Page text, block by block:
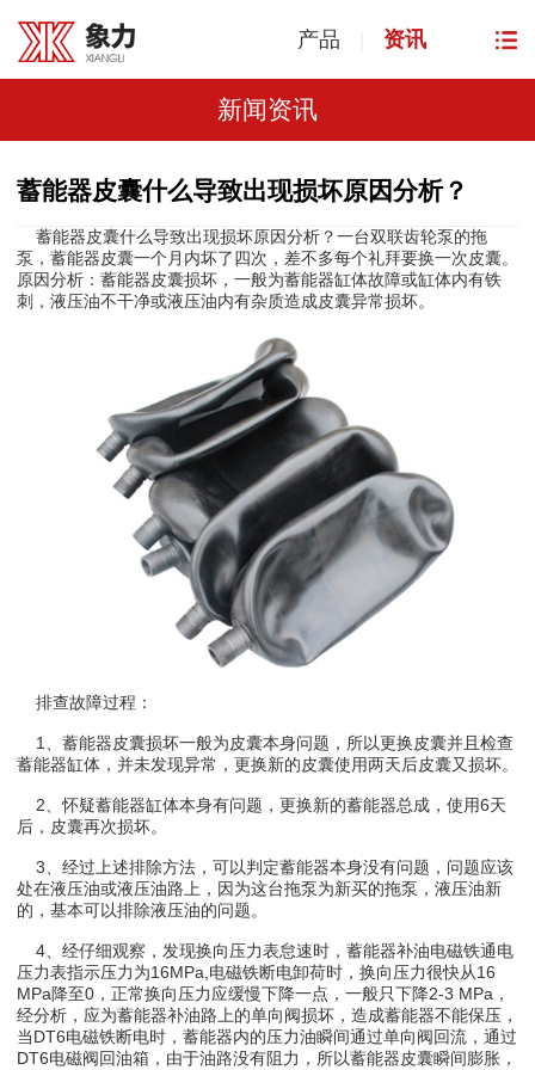
产品 资讯
新闻资讯
蓄能器皮囊什么导致出现损坏原因分析？
蓄能器皮囊什么导致出现损坏原因分析？一台双联齿轮泵的拖
泵，蓄能器皮囊一个月内坏了四次，差不多每个礼拜要换一次皮囊。
原因分析：蓄能器皮囊损坏，一般为蓄能器缸体故障或缸体内有铁
刺，液压油不干净或液压油内有杂质造成皮囊异常损坏。
排查故障过程：
1、蓄能器皮囊损坏一般为皮囊本身问题，所以更换皮囊并且检查
蓄能器缸体，并未发现异常，更换新的皮囊使用两天后皮囊又损坏。
2、怀疑蓄能器缸体本身有问题，更换新的蓄能器总成，使用6天
后，皮囊再次损坏。
3、经过上述排除方法，可以判定蓄能器本身没有问题，问题应该
处在液压油或液压油路上，因为这台拖泵为新买的拖泵，液压油新
的，基本可以排除液压油的问题。
4、经仔细观察，发现换向压力表怠速时，蓄能器补油电磁铁通电
压力表指示压力为16MPa,电磁铁断电卸荷时，换向压力很快从16
MPa降至0，正常换向压力应缓慢下降一点，一般只下降2-3 MPa，
经分析，应为蓄能器补油路上的单向阀损坏，造成蓄能器不能保压，
当DT6电磁铁断电时，蓄能器内的压力油瞬间通过单向阀回流，通过
DT6电磁阀回油箱，由于油路没有阻力，所以蓄能器皮囊瞬间膨胀，